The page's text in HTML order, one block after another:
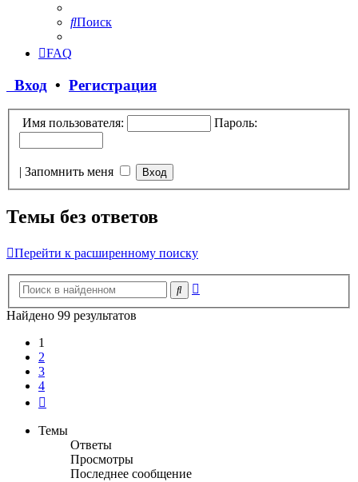
Поиск
FAQ
Вход • Регистрация
Имя пользователя: Пароль:
| Запомнить меня
Темы без ответов
Перейти к расширенному поиску
Поиск
Найдено 99 результатов
1
2
3
4
Темы
Ответы
Просмотры
Последнее сообщение